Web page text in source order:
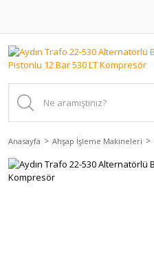
Anasayfa Ahşap İşleme Makineleri